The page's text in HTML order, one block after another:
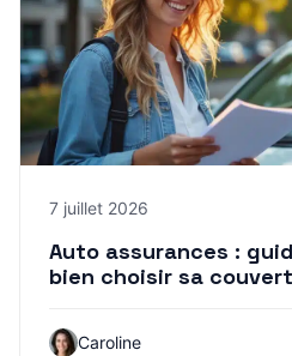
7 juillet 2026
Auto assurances :
bien choisir sa
Caroline